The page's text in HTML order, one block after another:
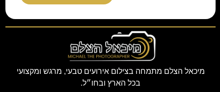
מיכאל הצלם מתמחה בצילום אירועים טבעי, מרגש ומקצועי
בכל הארץ ובחו״ל.